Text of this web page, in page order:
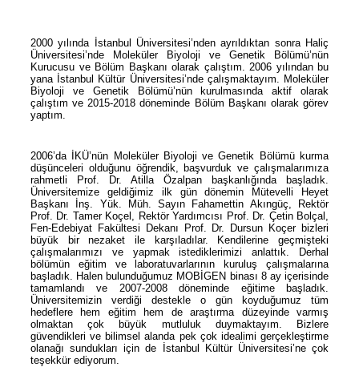
2000 yılında İstanbul Üniversitesi’nden ayrıldıktan sonra Haliç
Üniversitesi’nde Moleküler Biyoloji ve Genetik Bölümü’nün
Kurucusu ve Bölüm Başkanı olarak çalıştım. 2006 yılından bu
yana İstanbul Kültür Üniversitesi’nde çalışmaktayım. Moleküler
Biyoloji ve Genetik Bölümü’nün kurulmasında aktif olarak
çalıştım ve 2015-2018 döneminde Bölüm Başkanı olarak görev
yaptım.
2006’da İKÜ’nün Moleküler Biyoloji ve Genetik Bölümü kurma
düşünceleri olduğunu öğrendik, başvurduk ve çalışmalarımıza
rahmetli Prof. Dr. Atilla Özalpan başkanlığında başladık.
Üniversitemize geldiğimiz ilk gün dönemin Mütevelli Heyet
Başkanı İnş. Yük. Müh. Sayın Fahamettin Akıngüç, Rektör
Prof. Dr. Tamer Koçel, Rektör Yardımcısı Prof. Dr. Çetin Bolçal,
Fen-Edebiyat Fakültesi Dekanı Prof. Dr. Dursun Koçer bizleri
büyük bir nezaket ile karşıladılar. Kendilerine geçmişteki
çalışmalarımızı ve yapmak istediklerimizi anlattık. Derhal
bölümün eğitim ve laboratuvarlarının kuruluş çalışmalarına
başladık. Halen bulunduğumuz MOBİGEN binası 8 ay içerisinde
tamamlandı ve 2007-2008 döneminde eğitime başladık.
Üniversitemizin verdiği destekle o gün koyduğumuz tüm
hedeflere hem eğitim hem de araştırma düzeyinde varmış
olmaktan çok büyük mutluluk duymaktayım. Bizlere
güvendikleri ve bilimsel alanda pek çok idealimi gerçekleştirme
olanağı sundukları için de İstanbul Kültür Üniversitesi’ne çok
teşekkür ediyorum.